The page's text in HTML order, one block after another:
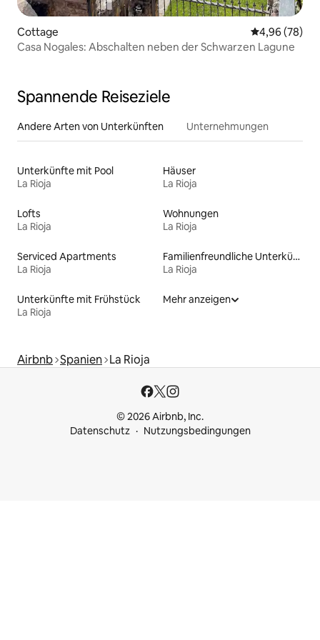
Cottage
4,96 (78)
Casa Nogales: Abschalten neben der Schwarzen Lagune
Spannende Reiseziele
Andere Arten von Unterkünften Unternehmungen
Unterkünfte mit Pool
La Rioja
Häuser
La Rioja
Lofts
La Rioja
Wohnungen
La Rioja
Serviced Apartments
La Rioja
Familienfreundliche Unterkünfte
La Rioja
Unterkünfte mit Frühstück
La Rioja
Mehr anzeigen
Airbnb Spanien La Rioja
© 2026 Airbnb, Inc.
Datenschutz
Nutzungsbedingungen